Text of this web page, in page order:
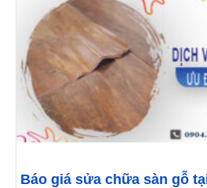
Báo giá sửa chữa sàn gỗ